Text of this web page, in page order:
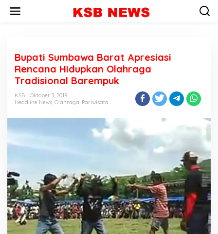
Bupati Sumbawa Barat Apresiasi
Rencana Hidupkan Olahraga
Tradisional Barempuk
KSB
Oktober 3, 2019
Headline News, Olahraga, Pariwisata